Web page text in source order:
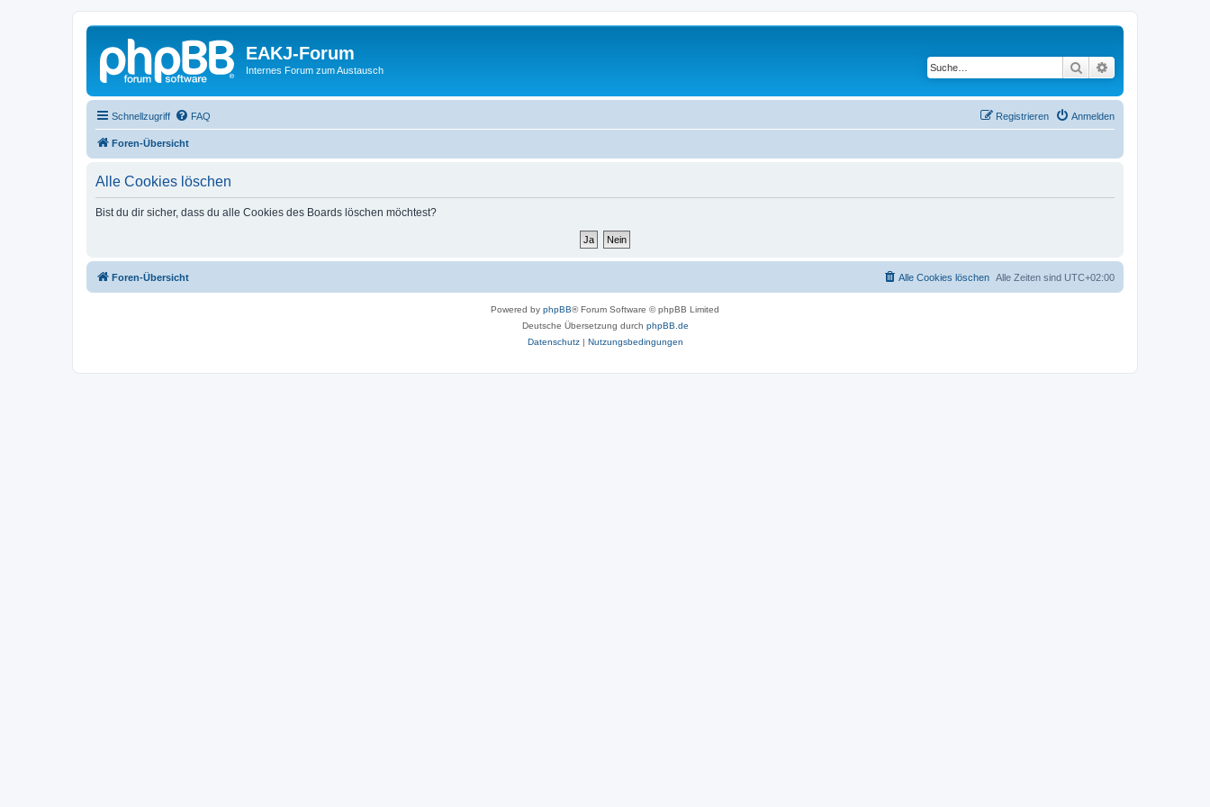
EAKJ-Forum
Internes Forum zum Austausch Suche
Schnellzugriff FAQ Anmelden
Registrieren
Foren-Übersicht
Alle Cookies löschen
Bist du dir sicher, dass du alle Cookies des Boards löschen möchtest?
Foren-Übersicht Alle Zeiten sind UTC+02:00
Alle Cookies löschen
Powered by phpBB® Forum Software © phpBB Limited
Deutsche Übersetzung durch phpBB.de
Datenschutz| Nutzungsbedingungen